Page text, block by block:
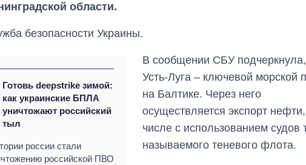
области.
безопасности Украины.
Готовь deepstrike зимой:
как украинские БПЛА
уничтожают российский
тыл
россии стали
российской ПВО
В сообщении СБУ
Усть-Луга – ключевой морской
на Балтике. Через него
осуществляется экспорт
числе с использованием судов
называемого теневого флота.